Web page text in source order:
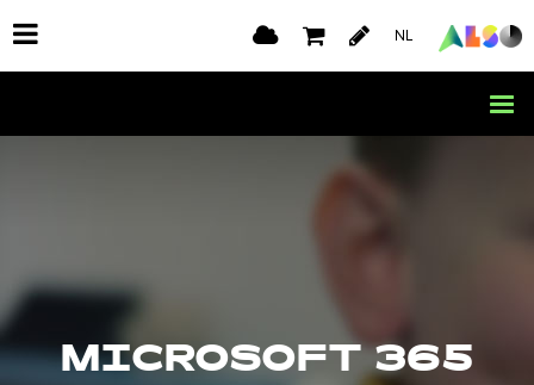
NL
MICROSOFT 365